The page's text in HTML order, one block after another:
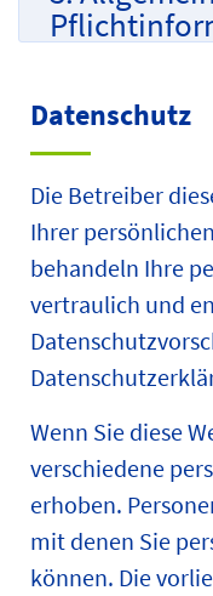
Datenschutz
Die Betreiber
Ihrer
behandeln Ihre
vertraulich und
Wenn Sie diese
verschiedene
erhoben.
mit denen Sie
können. Die